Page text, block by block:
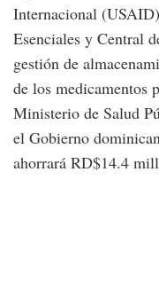
Internacional
Esenciales y Central
gestión de
de los medicamentos
Ministerio de Salud
el Gobierno
ahorrará RD$14.4